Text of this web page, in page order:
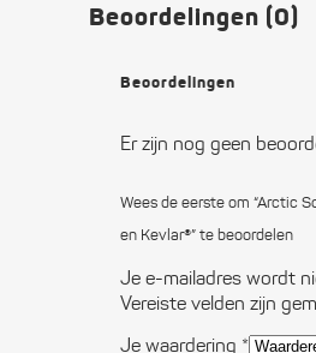
Beoordelingen (0)
Beoordelingen
Er zijn nog geen
Wees de eerste om “Arctic
en Kevlar®” te beoordelen
Je e-mailadres wordt
Vereiste velden zijn
Je waardering *